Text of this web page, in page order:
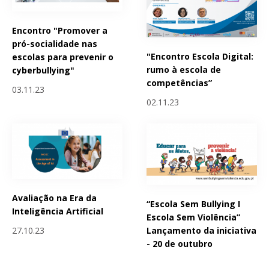
Encontro "Promover a
pró-socialidade nas
escolas para prevenir o
cyberbullying"
03.11.23
"Encontro Escola Digital:
rumo à escola de
competências”
02.11.23
Avaliação na Era da
Inteligência Artificial
27.10.23
“Escola Sem Bullying I
Escola Sem Violência”
Lançamento da iniciativa
- 20 de outubro